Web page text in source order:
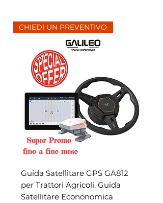
CHIEDI UN PREVENTIVO
Guida Satellitare GPS GA812
per Trattori Agricoli, Guida
Satellitare Econonomica